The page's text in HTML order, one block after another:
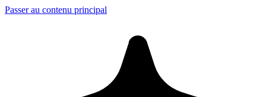
Passer au contenu principal